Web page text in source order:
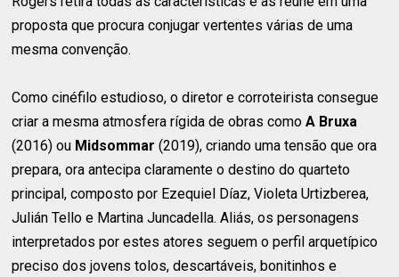
proposta que procura conjugar vertentes várias de uma
mesma convenção.
Como cinéfilo estudioso, o diretor e corroteirista consegue
criar a mesma atmosfera rígida de obras comoA Bruxa
(2016) ou Midsommar (2019), criando uma tensão que ora
prepara, ora antecipa claramente o destino do quarteto
principal, composto por Ezequiel Díaz, Violeta Urtizberea,
Julián Tello e Martina Juncadella. Aliás, os personagens
interpretados por estes atores seguem o perfil arquetípico
preciso dos jovens tolos, descartáveis, bonitinhos e